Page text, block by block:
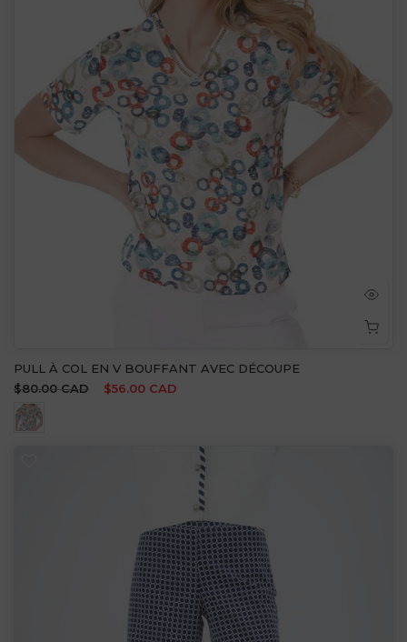
PULL À COL EN V BOUFFANT AVEC DÉCOUPE
$80.00 CAD
$56.00 CAD